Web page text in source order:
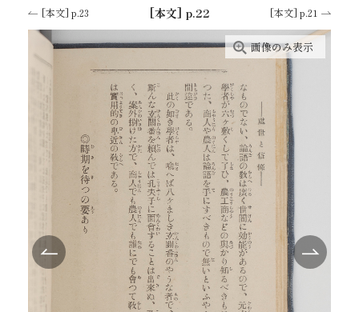
出典を読む
TEI/XML公開
オンライン凡例
このサイトについて
サイトマップ
[本文] p.23 [本文] p.22 [本文] p.21
画像のみ表示